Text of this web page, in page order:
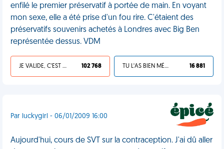
enfilé le premier préservatif à portée de main. En voyant
mon sexe, elle a été prise d'un fou rire. C'étaient des
préservatifs souvenirs achetés à Londres avec Big Ben
représentée dessus. VDM
JE VALIDE, C'EST UNE VDM 102 768 TU L'AS BIEN MÉRITÉ 16 881
Par luckygirl - 06/01/2009 16:00
Aujourd'hui, cours de SVT sur la contraception. J'ai dû aller